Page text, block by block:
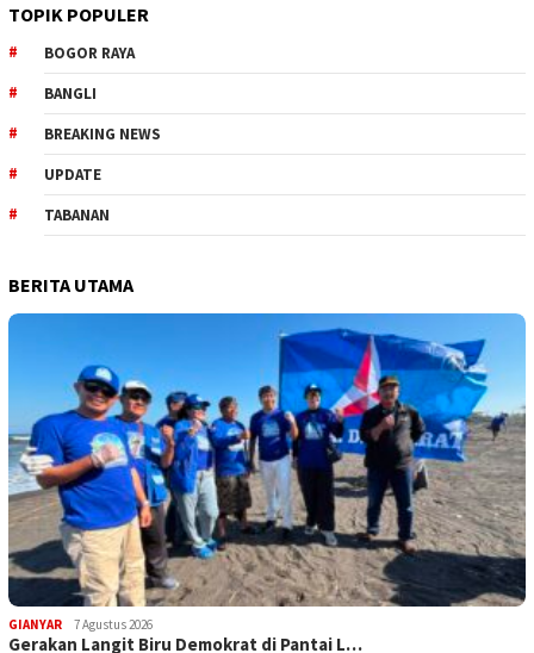
TOPIK POPULER
BOGOR RAYA
BANGLI
BREAKING NEWS
UPDATE
TABANAN
BERITA UTAMA
GIANYAR 7 Agustus 2026
Gerakan Langit Biru Demokrat di Pantai L…